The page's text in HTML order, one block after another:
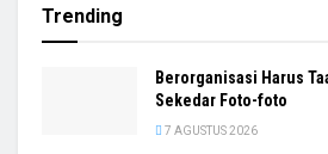
Trending
Berorganisasi Harus
Sekedar Foto-foto
7 AGUSTUS 2026